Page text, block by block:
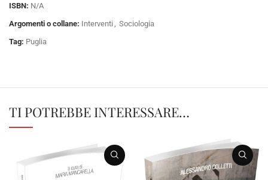
ISBN: N/A
Argomenti o collane: Interventi
Sociologia
Tag: Puglia
TI POTREBBE INTERESSARE…